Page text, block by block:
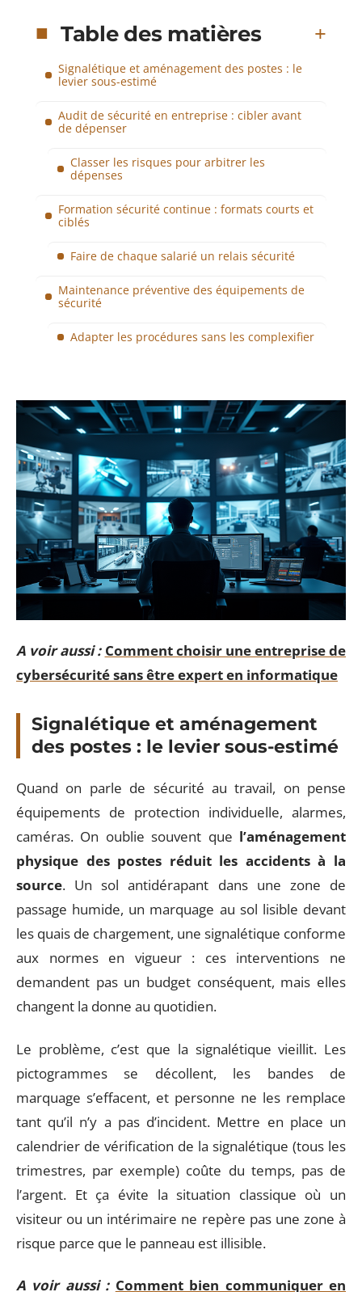
Table des matières
Signalétique et aménagement des postes : le
levier sous-estimé
Audit de sécurité en entreprise : cibler avant
de dépenser
Classer les risques pour arbitrer les
dépenses
Formation sécurité continue : formats courts et
ciblés
Faire de chaque salarié un relais sécurité
Maintenance préventive des équipements de
sécurité
Adapter les procédures sans les complexifier
A voir aussi : Comment choisir une entreprise de
cybersécurité sans être expert en informatique
Signalétique et aménagement
des postes : le levier sous-estimé
Quand on parle de sécurité au travail, on pense
équipements de protection individuelle, alarmes,
caméras. On oublie souvent que l’aménagement
physique des postes réduit les accidents à la
source. Un sol antidérapant dans une zone de
passage humide, un marquage au sol lisible devant
les quais de chargement, une signalétique conforme
aux normes en vigueur : ces interventions ne
demandent pas un budget conséquent, mais elles
changent la donne au quotidien.
Le problème, c’est que la signalétique vieillit. Les
pictogrammes se décollent, les bandes de
marquage s’effacent, et personne ne les remplace
tant qu’il n’y a pas d’incident. Mettre en place un
calendrier de vérification de la signalétique (tous les
trimestres, par exemple) coûte du temps, pas de
l’argent. Et ça évite la situation classique où un
visiteur ou un intérimaire ne repère pas une zone à
risque parce que le panneau est illisible.
A voir aussi : Comment bien communiquer en